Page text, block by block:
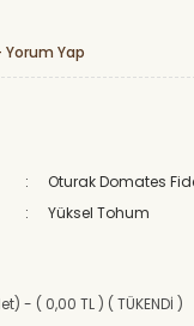
Yorum Yap
Oturak Domates
Yüksel Tohum
- ( 0,00 TL ) ( TÜKENDİ )